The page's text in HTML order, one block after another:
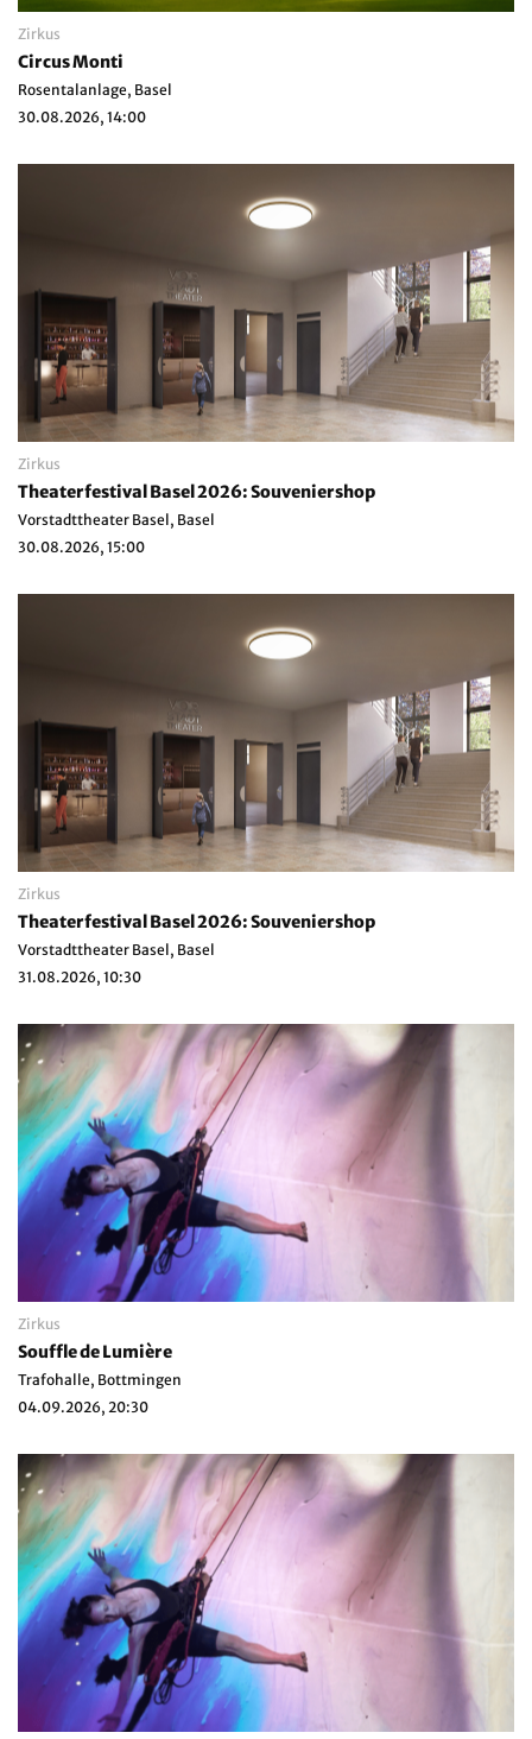
Zirkus
Circus Monti
Rosentalanlage, Basel
30.08.2026, 14:00
Zirkus
Theaterfestival Basel 2026: Souveniershop
Vorstadttheater Basel, Basel
30.08.2026, 15:00
Zirkus
Theaterfestival Basel 2026: Souveniershop
Vorstadttheater Basel, Basel
31.08.2026, 10:30
Zirkus
Souffle de Lumière
Trafohalle, Bottmingen
04.09.2026, 20:30